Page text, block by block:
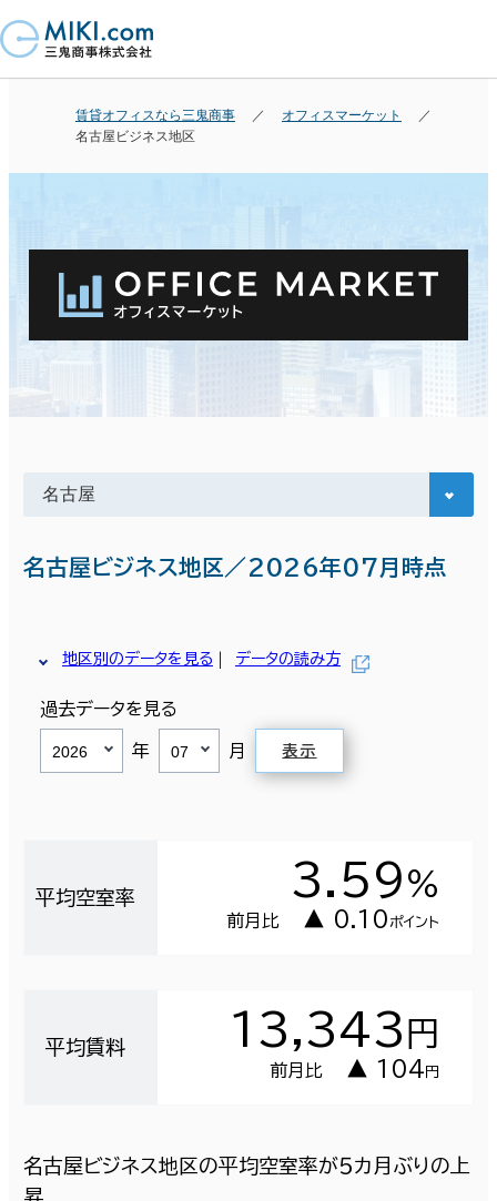
賃貸オフィスなら三鬼商事
オフィスマーケット
名古屋ビジネス地区
名古屋ビジネス地区／2026年07月時点
地区別のデータを見る データの読み方
過去データを見る
年 月 表示
平均空室率 3.59 ％
前月比 ▲ 0.10 ポイント
平均賃料 13,343 円
前月比 ▲ 104 円
名古屋ビジネス地区の平均空室率が５カ月ぶりの上
昇